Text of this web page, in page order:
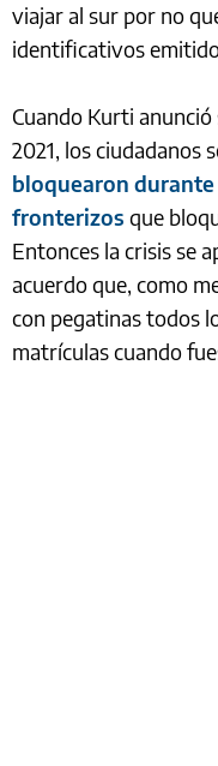
viajar al sur por no
identificativos
Cuando Kurti
2021, los ciudadanos
bloquearon durante
fronterizos que
Entonces la crisis se
acuerdo que, como
con pegatinas todos
matrículas cuando